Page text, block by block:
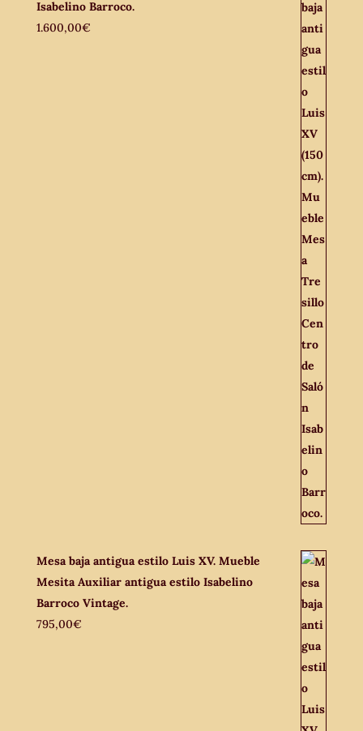
Isabelino Barroco.
1.600,00€
Mesa baja antigua estilo Luis XV. Mueble
Mesita Auxiliar antigua estilo Isabelino
Barroco Vintage.
795,00€